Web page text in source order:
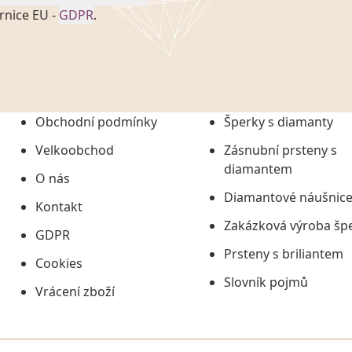
EU - GDPR.
č. 101/2000 Sb. v
uchováním veškerých
údajů či jako jeho
informací, nejdéle
Obchodní podmínky
Velkoobchod
O nás
Kontakt
GDPR
Cookies
Vrácení zboží
Šperky s diamanty
Zásnubní prsteny s
diamantem
Diamantové náušnice
Zakázková výroba
Prsteny s briliantem
Slovník pojmů